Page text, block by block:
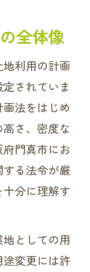
全体像
利用の計画
されていま
法をはじめ
さ、密度な
門真市にお
る法令が厳
分に理解す
としての用
変更には許